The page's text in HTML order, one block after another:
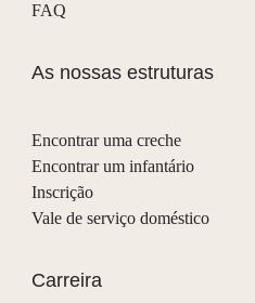
FAQ
As nossas estruturas
Encontrar uma creche
Encontrar um infantário
Inscrição
Vale de serviço doméstico
Carreira